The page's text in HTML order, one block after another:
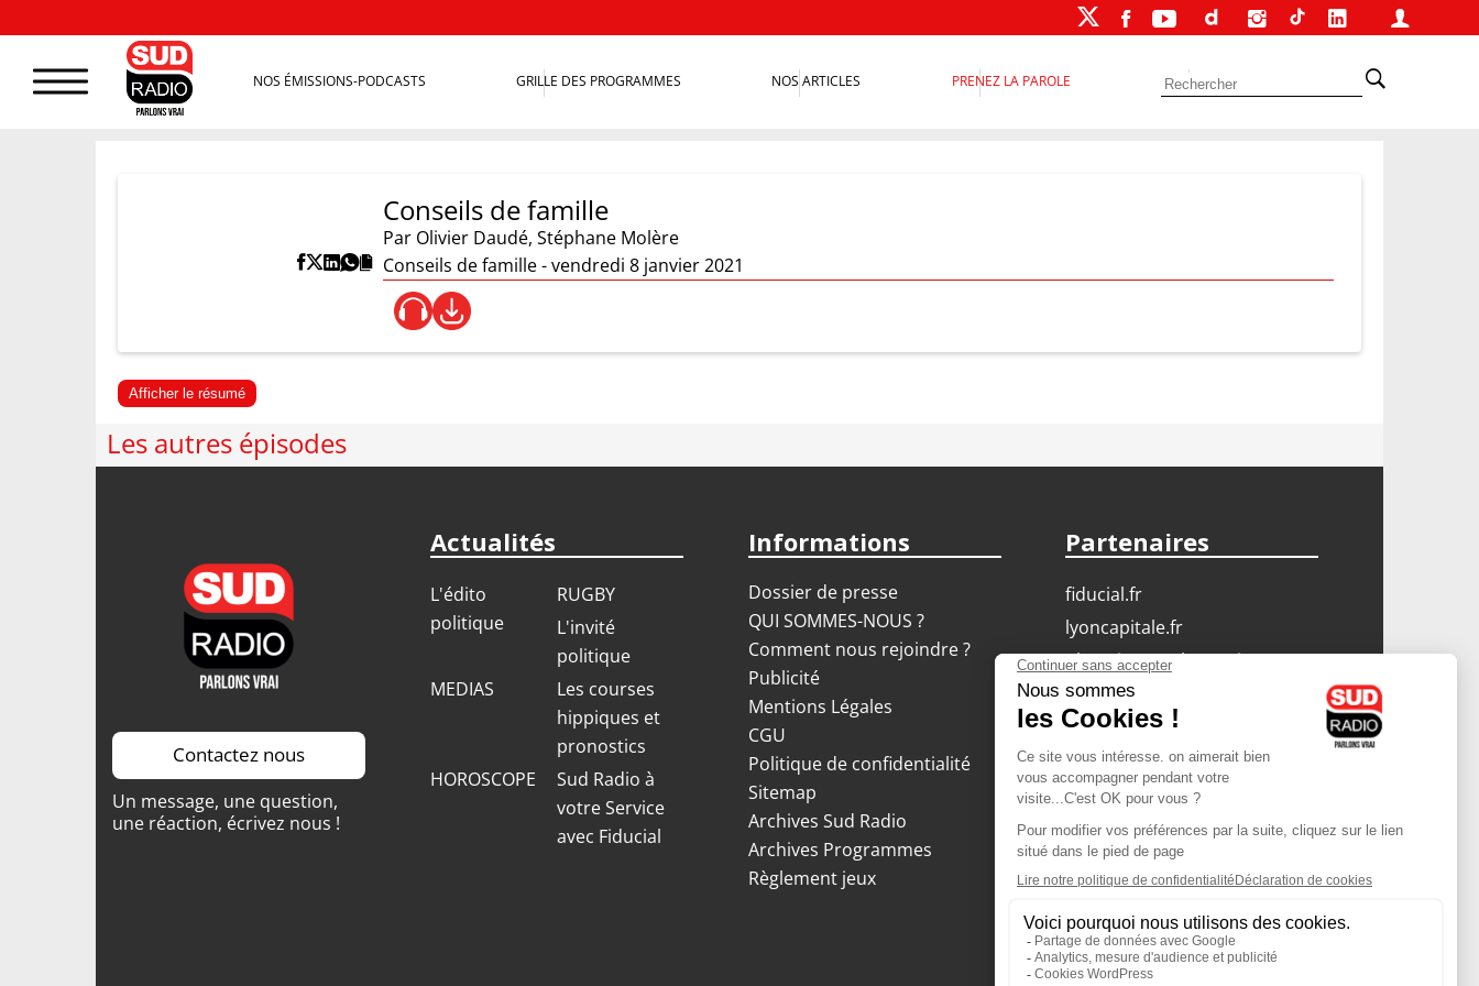
NOS ÉMISSIONS-PODCASTS GRILLE DES PROGRAMMES NOS ARTICLES PRENEZ LA PAROLE
Conseils de famille
Par Olivier Daudé, Stéphane Molère
Conseils de famille - vendredi 8 janvier 2021
Afficher le résumé
Les autres épisodes
Contactez nous
Un message, une question,
une réaction, écrivez nous !
Actualités
L'édito
politique
RUGBY
L'invité
politique
MEDIAS
Les courses
hippiques et
pronostics
HOROSCOPE
Sud Radio à
votre Service
avec Fiducial
Informations
Dossier de presse
QUI SOMMES-NOUS ?
Comment nous rejoindre ?
Publicité
Mentions Légales
CGU
Politique de confidentialité
Sitemap
Archives Sud Radio
Archives Programmes
Règlement jeux
Partenaires
fiducial.fr
lyoncapitale.fr
olympique-et-lyonnais.com
L'application Iphone
/ Android
Téléchargez l'application
Les cookies
Gestion des cookies